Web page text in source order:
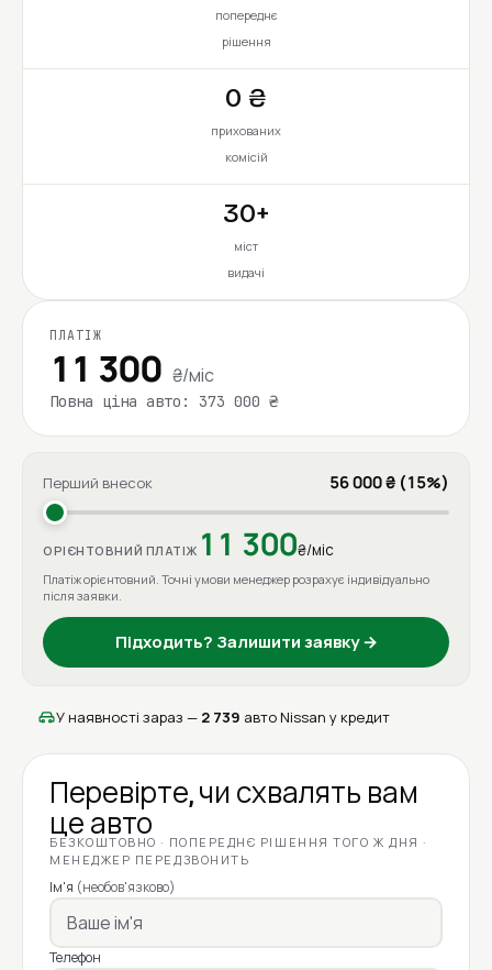
попереднє
рішення
0 ₴
прихованих
комісій
30+
міст
видачі
ПЛАТІЖ
11 300 ₴/міс
Повна ціна авто: 373 000 ₴
Перший внесок 56 000 ₴ (15%)
ОРІЄНТОВНИЙ ПЛАТІЖ 11 300₴/міс
Платіж орієнтовний. Точні умови менеджер розрахує індивідуально
після заявки.
Підходить? Залишити заявку →
У наявності зараз — 2 739 авто Nissan у кредит
Перевірте, чи схвалять вам
це авто
БЕЗКОШТОВНО · ПОПЕРЕДНЄ РІШЕННЯ ТОГО Ж ДНЯ ·
МЕНЕДЖЕР ПЕРЕДЗВОНИТЬ
Ім'я (необов'язково)
Телефон